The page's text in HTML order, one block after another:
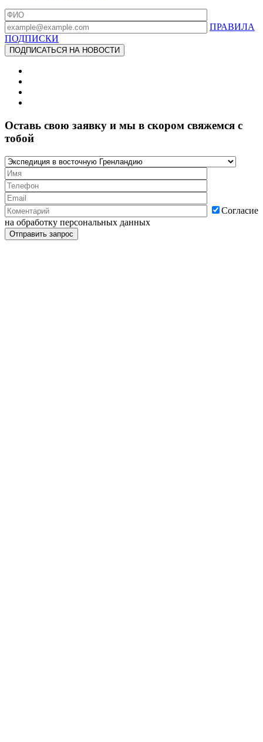
ПРАВИЛА
ПОДПИСКИ
Оставь свою заявку и мы в скором свяжемся с
тобой
Согласие
на обработку персональных данных